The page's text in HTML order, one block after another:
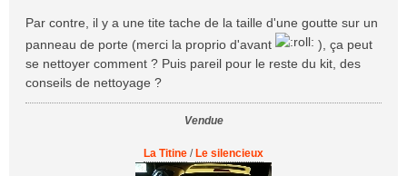
e
Par contre, il y a une tite tache de la taille d'une goutte sur un
panneau de porte (merci la proprio d'avant
), ça peut
se nettoyer comment ? Puis pareil pour le reste du kit, des
conseils de nettoyage ?
Vendue
La Titine / Le silencieux